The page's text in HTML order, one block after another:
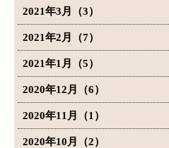
2021年3月（3）
2021年2月（7）
2021年1月（5）
2020年12月（6）
2020年11月（1）
2020年10月（2）